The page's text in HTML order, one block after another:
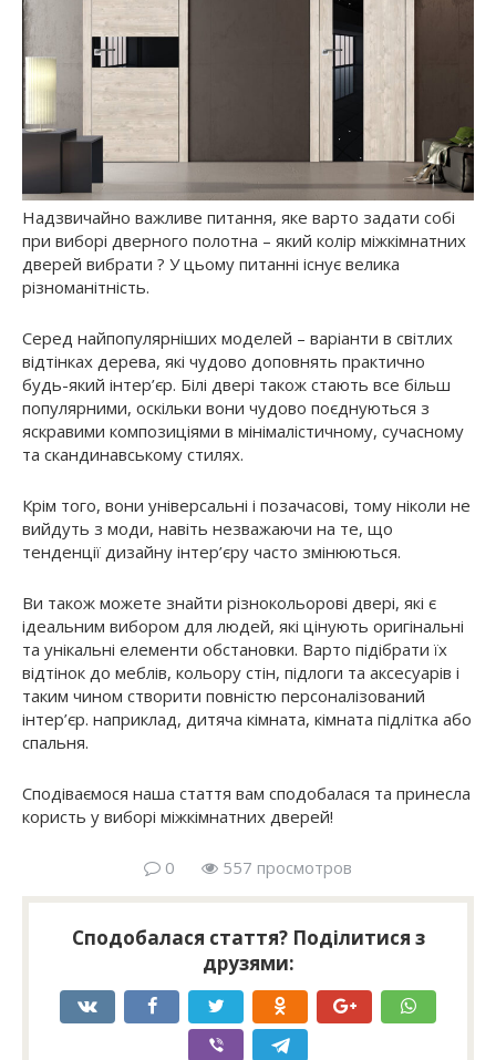
Надзвичайно важливе питання, яке варто задати собі
при виборі дверного полотна – який колір міжкімнатних
дверей вибрати ? У цьому питанні існує велика
різноманітність.
Серед найпопулярніших моделей – варіанти в світлих
відтінках дерева, які чудово доповнять практично
будь-який інтер’єр. Білі двері також стають все більш
популярними, оскільки вони чудово поєднуються з
яскравими композиціями в мінімалістичному, сучасному
та скандинавському стилях.
Крім того, вони універсальні і позачасові, тому ніколи не
вийдуть з моди, навіть незважаючи на те, що
тенденції дизайну інтер’єру часто змінюються.
Ви також можете знайти різнокольорові двері, які є
ідеальним вибором для людей, які цінують оригінальні
та унікальні елементи обстановки. Варто підібрати їх
відтінок до меблів, кольору стін, підлоги та аксесуарів і
таким чином створити повністю персоналізований
інтер’єр. наприклад, дитяча кімната, кімната підлітка або
спальня.
Сподіваємося наша стаття вам сподобалася та принесла
користь у виборі міжкімнатних дверей!
0 557 просмотров
Сподобалася стаття? Поділитися з
друзями: